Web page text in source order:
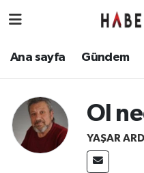
Ana sayfa Gündem
Ol
YAŞAR
Ana sayfa
Ekonomi
Sağlık
Eskişehir Nöbetçi
Eskişehir Namaz
Eskişehir Trafik